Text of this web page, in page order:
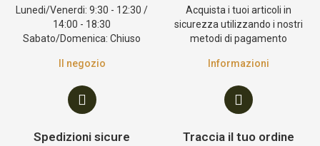
Lunedi/Venerdi: 9:30 - 12:30 /
14:00 - 18:30
Sabato/Domenica: Chiuso
Il negozio
Acquista i tuoi articoli in
sicurezza utilizzando i nostri
metodi di pagamento
Informazioni
Spedizioni sicure Traccia il tuo ordine